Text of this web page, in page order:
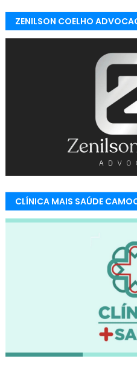
ZENILSON COELHO
CLÍNICA MAIS SAÚDE